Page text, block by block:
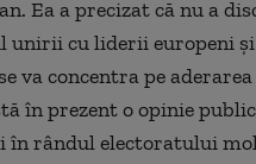
Ea a precizat că nu a
unirii cu liderii europeni
va concentra pe aderarea
în prezent o opinie
rândul electoratului